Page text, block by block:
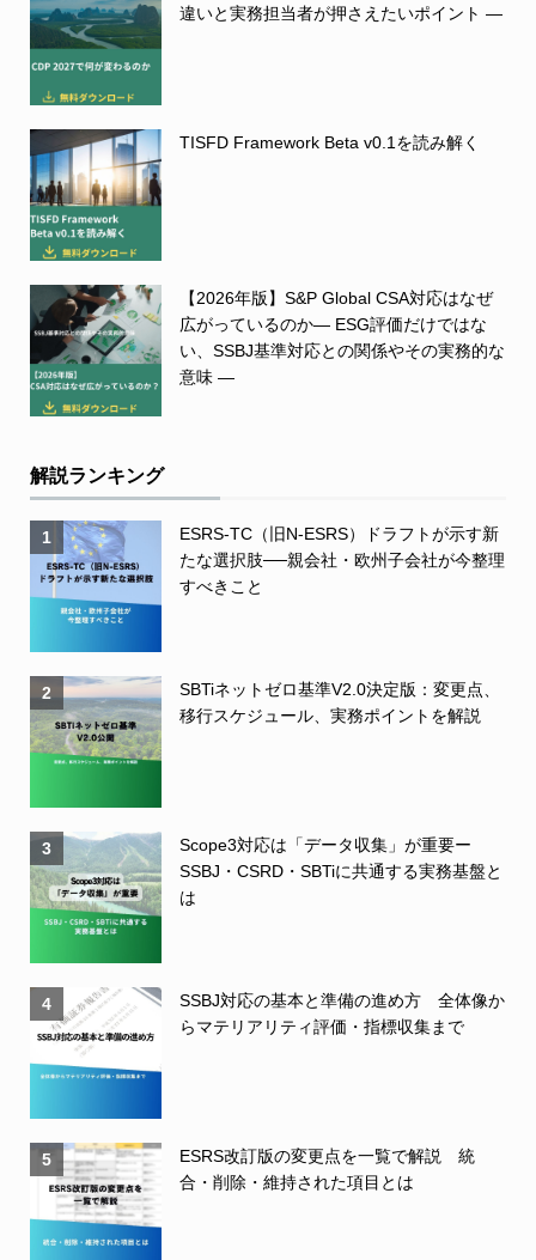
違いと実務担当者が押さえたいポイント ―
TISFD Framework Beta v0.1を読み解く
【2026年版】S&P Global CSA対応はなぜ
広がっているのか― ESG評価だけではな
い、SSBJ基準対応との関係やその実務的な
意味 ―
解説ランキング
1
ESRS-TC（旧N-ESRS）ドラフトが示す新
たな選択肢──親会社・欧州子会社が今整理
すべきこと
2
SBTiネットゼロ基準V2.0決定版：変更点、
移行スケジュール、実務ポイントを解説
3
Scope3対応は「データ収集」が重要ー
SSBJ・CSRD・SBTiに共通する実務基盤と
は
4
SSBJ対応の基本と準備の進め方 全体像か
らマテリアリティ評価・指標収集まで
5
ESRS改訂版の変更点を一覧で解説 統
合・削除・維持された項目とは